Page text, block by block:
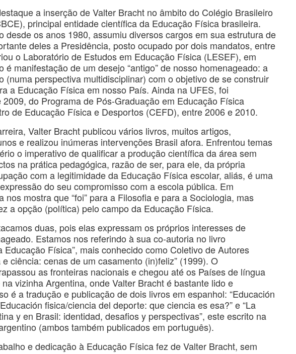
a inserção de Valter Bracht no âmbito do Colégio Brasileiro
principal entidade científica da Educação Física brasileira.
desde os anos 1980, assumiu diversos cargos em sua estrutura de
deles a Presidência, posto ocupado por dois mandatos, entre
o Laboratório de Estudos em Educação Física (LESEF), em
é manifestação de um desejo “antigo” de nosso homenageado: a
(numa perspectiva multidisciplinar) com o objetivo de se construir
a Educação Física em nosso País. Ainda na UFES, foi
do Programa de Pós-Graduação em Educação Física
de Educação Física e Desportos (CEFD), entre 2006 e 2010.
Valter Bracht publicou vários livros, muitos artigos,
e realizou inúmeras intervenções Brasil afora. Enfrentou temas
o imperativo de qualificar a produção científica da área sem
na prática pedagógica, razão de ser, para ele, da própria
com a legitimidade da Educação Física escolar, aliás, é uma
do seu compromisso com a escola pública. Em
nos mostra que “foi” para a Filosofia e para a Sociologia, mas
a opção (política) pelo campo da Educação Física.
duas, pois elas expressam os próprios interesses de
Estamos nos referindo à sua co-autoria no livro
Educação Física”, mais conhecido como Coletivo de Autores
ciência: cenas de um casamento (in)feliz” (1999). O
as fronteiras nacionais e chegou até os Países de língua
vizinha Argentina, onde Valter Bracht é bastante lido e
é a tradução e publicação de dois livros em espanhol: “Educación
fisica/ciencia del deporte: que ciencia es esa?” e “La
y en Brasil: identidad, desafios y perspectivas”, este escrito na
(ambos também publicados em português).
e dedicação à Educação Física fez de Valter Bracht, sem